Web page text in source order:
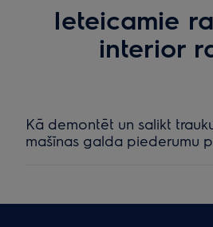
Ieteicamie
interior
Kā demontēt un salikt
mašīnas galda piederumu